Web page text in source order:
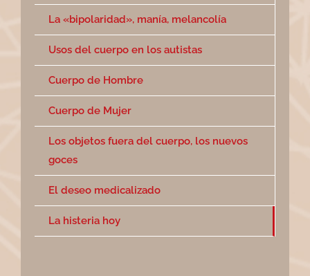
La «bipolaridad», manía, melancolía
Usos del cuerpo en los autistas
Cuerpo de Hombre
Cuerpo de Mujer
Los objetos fuera del cuerpo, los nuevos
goces
El deseo medicalizado
La histeria hoy